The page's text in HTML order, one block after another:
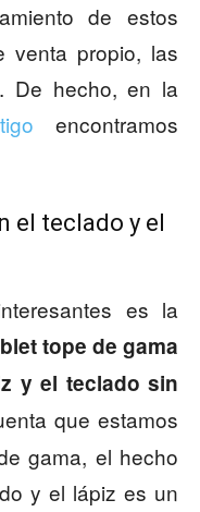
de estos
venta propio, las
De hecho, en la
encontramos
el teclado y el
es la
tope de gama
y el teclado sin
que estamos
gama, el hecho
y el lápiz es un